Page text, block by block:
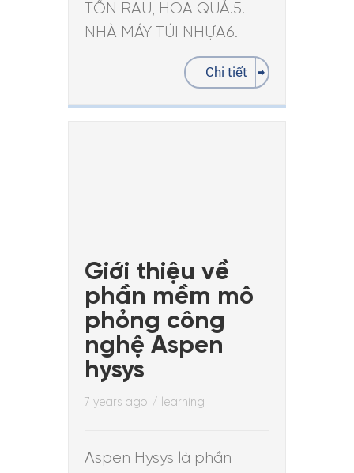
TỒN RAU, HOA QUẢ.5.
NHÀ MÁY TÚI NHỰA6.
Chi tiết
Giới thiệu về
phần mềm mô
phỏng công
nghệ Aspen
hysys
7 years ago / learning
Aspen Hysys là phần